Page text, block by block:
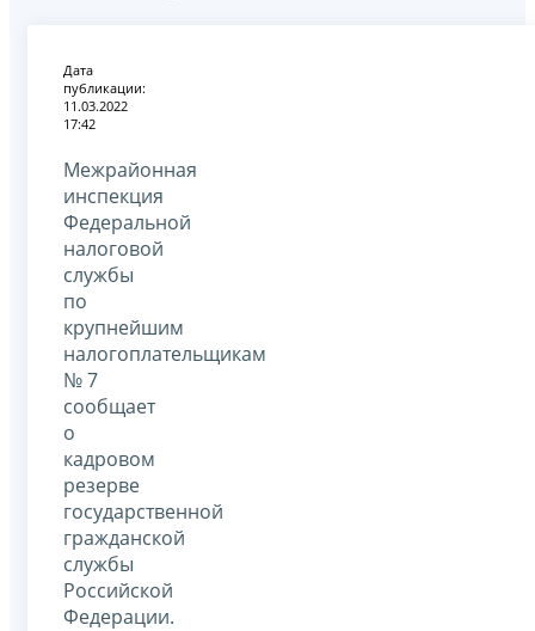
Дата
публикации:
11.03.2022
17:42
Межрайонная
инспекция
Федеральной
налоговой
службы
по
крупнейшим
налогоплательщикам
№ 7
сообщает
о
кадровом
резерве
государственной
гражданской
службы
Российской
Федерации.